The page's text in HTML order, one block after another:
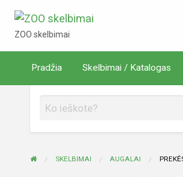
Verta
ZOO skelbimai
Pradžia Skelbimai / Katalogas
SKELBIMAI AUGALAI